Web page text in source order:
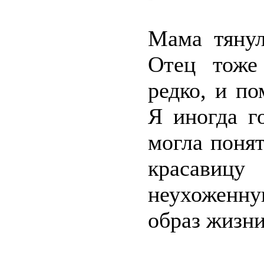
Мама
Отец
редко, и
Я иногда
могла
образ